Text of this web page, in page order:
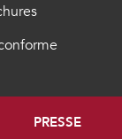
PRESSE